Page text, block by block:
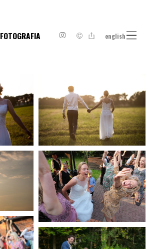
FOTOGRAFIA english